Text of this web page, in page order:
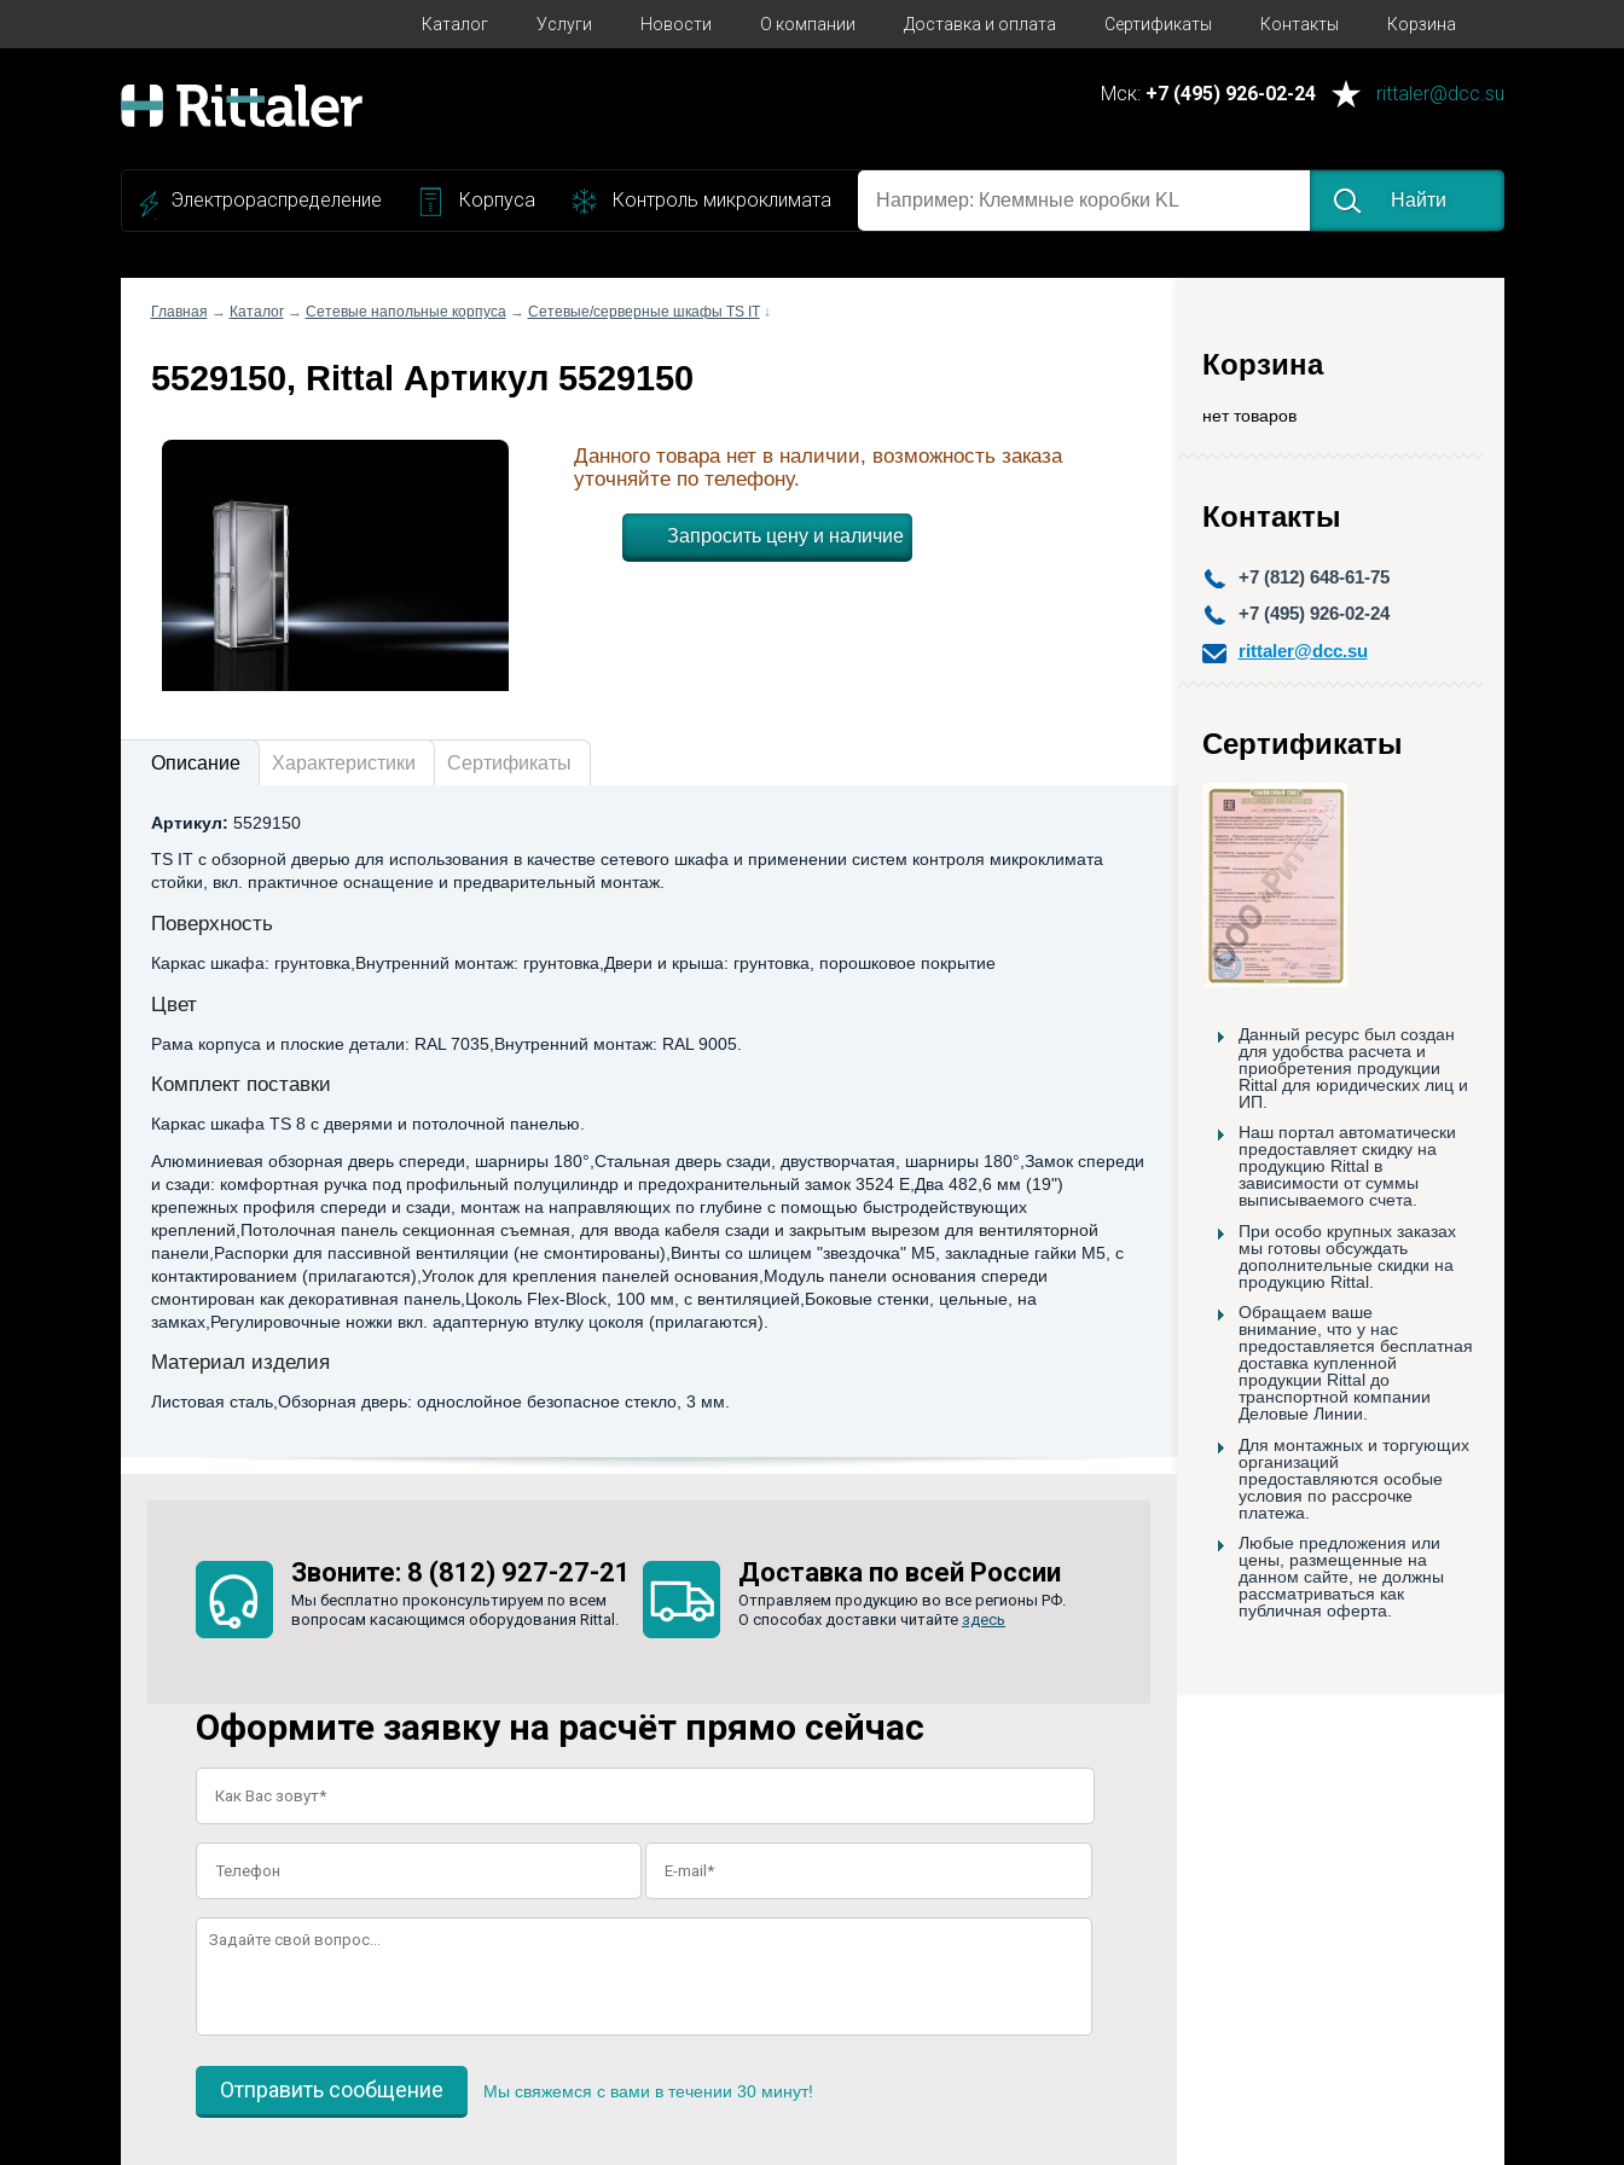
Каталог Услуги Новости О компании Доставка и оплата Сертификаты Контакты Корзина
Мск: +7 (495) 926-02-24 rittaler@dcc.su
Электрораспределение Корпуса Контроль микроклимата Найти
Корзина
нет товаров
Контакты
+7 (812) 648-61-75
+7 (495) 926-02-24
rittaler@dcc.su
Сертификаты
Данный ресурс был создан
для удобства расчета и
приобретения продукции
Rittal для юридических лиц и
ИП.
Наш портал автоматически
предоставляет скидку на
продукцию Rittal в
зависимости от суммы
выписываемого счета.
При особо крупных заказах
мы готовы обсуждать
дополнительные скидки на
продукцию Rittal.
Обращаем ваше
внимание, что у нас
предоставляется бесплатная
доставка купленной
продукции Rittal до
транспортной компании
Деловые Линии.
Для монтажных и торгующих
организаций
предоставляются особые
условия по рассрочке
платежа.
Любые предложения или
цены, размещенные на
данном сайте, не должны
рассматриваться как
публичная оферта.
Главная → Каталог→ Сетевые напольные корпуса → Сетевые/серверные шкафы TS IT ↓
5529150, Rittal Артикул 5529150
Данного товара нет в наличии, возможность заказа
уточняйте по телефону.
Запросить цену и наличие
Описание Характеристики Сертификаты
Артикул: 5529150
TS IT с обзорной дверью для использования в качестве сетевого шкафа и применении систем контроля микроклимата
стойки, вкл. практичное оснащение и предварительный монтаж.
Поверхность
Каркас шкафа: грунтовка,Внутренний монтаж: грунтовка,Двери и крыша: грунтовка, порошковое покрытие
Цвет
Рама корпуса и плоские детали: RAL 7035,Внутренний монтаж: RAL 9005.
Комплект поставки
Каркас шкафа TS 8 с дверями и потолочной панелью.
Алюминиевая обзорная дверь спереди, шарниры 180°,Стальная дверь сзади, двустворчатая, шарниры 180°,Замок спереди
и сзади: комфортная ручка под профильный полуцилиндр и предохранительный замок 3524 E,Два 482,6 мм (19")
крепежных профиля спереди и сзади, монтаж на направляющих по глубине с помощью быстродействующих
креплений,Потолочная панель секционная съемная, для ввода кабеля сзади и закрытым вырезом для вентиляторной
панели,Распорки для пассивной вентиляции (не смонтированы),Винты со шлицем "звездочка" М5, закладные гайки M5, с
контактированием (прилагаются),Уголок для крепления панелей основания,Модуль панели основания спереди
смонтирован как декоративная панель,Цоколь Flex-Block, 100 мм, с вентиляцией,Боковые стенки, цельные, на
замках,Регулировочные ножки вкл. адаптерную втулку цоколя (прилагаются).
Материал изделия
Листовая сталь,Обзорная дверь: однослойное безопасное стекло, 3 мм.
Звоните: 8 (812) 927-27-21
Мы бесплатно проконсультируем по всем
вопросам касающимся оборудования Rittal.
Доставка по всей России
Отправляем продукцию во все регионы РФ.
О способах доставки читайте здесь
Оформите заявку на расчёт прямо сейчас
Мы свяжемся с вами в течении 30 минут!